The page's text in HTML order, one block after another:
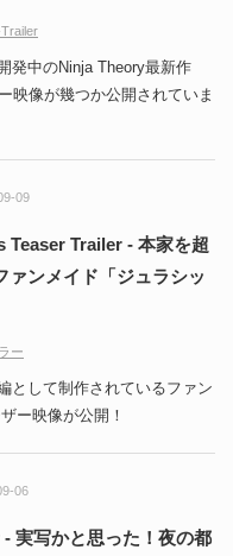
Trailer
発中のNinja Theory最新作
映像が幾つか公開されていま
09
Trailer - 本家を超
ァンメイド「ジュラシッ
ー
として制作されているファン
ー映像が公開！
06
実写かと思った！夜の都